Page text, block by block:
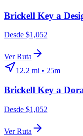
Brickell Key a
Desde $1,052
Ver Ruta
12.2 mi • 25m
Brickell Key a
Desde $1,052
Ver Ruta